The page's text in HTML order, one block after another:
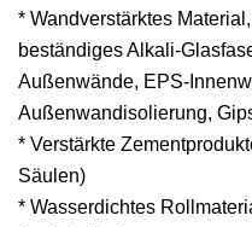
* Wandverstärktes
beständiges Alkali-
Außenwände, EPS-
Außenwandisolierung,
* Verstärkte
Säulen)
* Wasserdichtes